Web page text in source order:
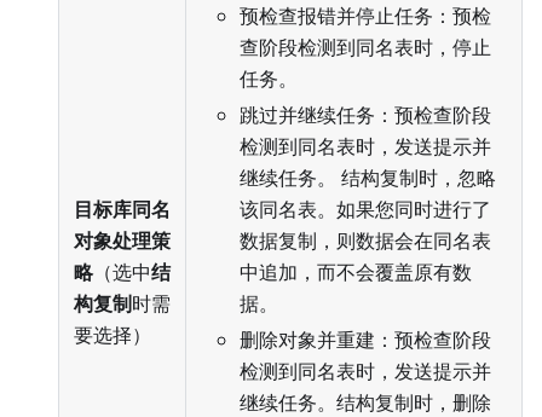
目标库同名
对象处理策
略（选中结
构复制时需
要选择）
预检查报错并停止任务：预检
查阶段检测到同名表时，停止
任务。
跳过并继续任务：预检查阶段
检测到同名表时，发送提示并
继续任务。 结构复制时，忽略
该同名表。如果您同时进行了
数据复制，则数据会在同名表
中追加，而不会覆盖原有数
据。
删除对象并重建：预检查阶段
检测到同名表时，发送提示并
继续任务。结构复制时，删除